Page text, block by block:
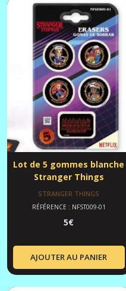
Lot de 5 gommes blanche
Stranger Things
STRANGER THINGS
RÉFÉRENCE : NFST009-01
5€
AJOUTER AU PANIER